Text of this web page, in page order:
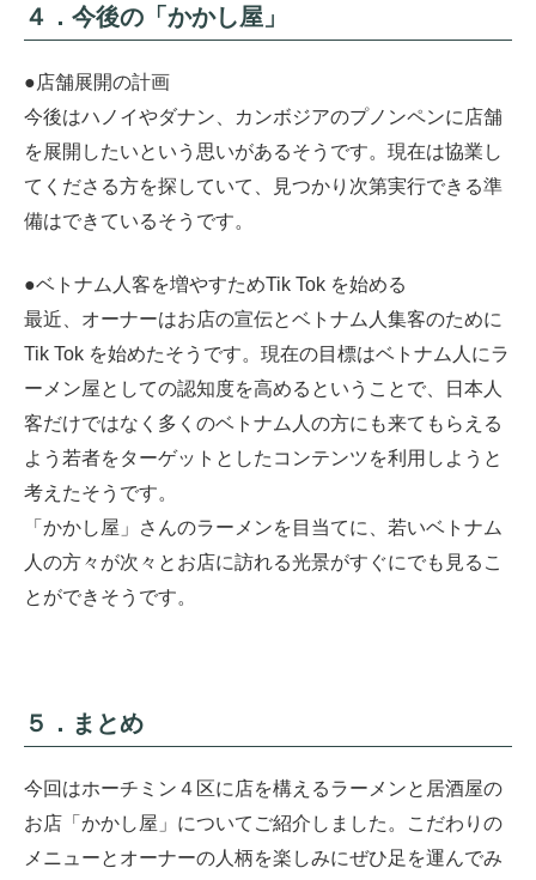
４．今後の「かかし屋」
●店舗展開の計画
今後はハノイやダナン、カンボジアのプノンペンに店舗
を展開したいという思いがあるそうです。現在は協業し
てくださる方を探していて、見つかり次第実行できる準
備はできているそうです。
●ベトナム人客を増やすためTik Tok を始める
最近、オーナーはお店の宣伝とベトナム人集客のために
Tik Tok を始めたそうです。現在の目標はベトナム人にラ
ーメン屋としての認知度を高めるということで、日本人
客だけではなく多くのベトナム人の方にも来てもらえる
よう若者をターゲットとしたコンテンツを利用しようと
考えたそうです。
「かかし屋」さんのラーメンを目当てに、若いベトナム
人の方々が次々とお店に訪れる光景がすぐにでも見るこ
とができそうです。
５．まとめ
今回はホーチミン４区に店を構えるラーメンと居酒屋の
お店「かかし屋」についてご紹介しました。こだわりの
メニューとオーナーの人柄を楽しみにぜひ足を運んでみ